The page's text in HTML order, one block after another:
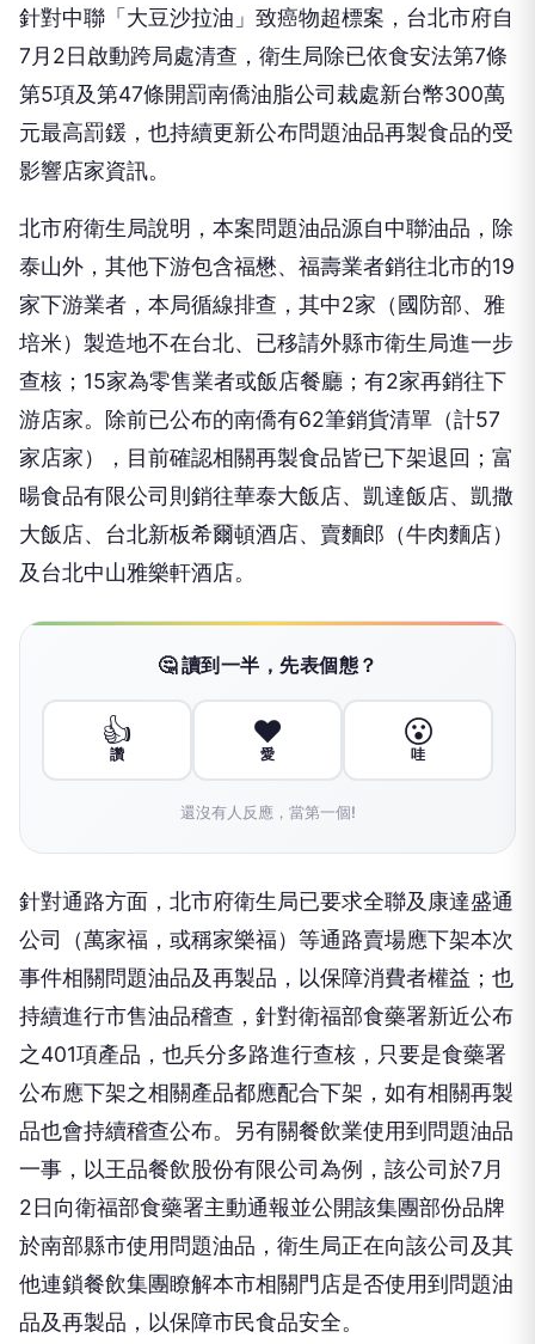
針對中聯「大豆沙拉油」致癌物超標案，台北市府自
7月2日啟動跨局處清查，衛生局除已依食安法第7條
第5項及第47條開罰南僑油脂公司裁處新台幣300萬
元最高罰鍰，也持續更新公布問題油品再製食品的受
影響店家資訊。
北市府衛生局說明，本案問題油品源自中聯油品，除
泰山外，其他下游包含福懋、福壽業者銷往北市的19
家下游業者，本局循線排查，其中2家（國防部、雅
培米）製造地不在台北、已移請外縣市衛生局進一步
查核；15家為零售業者或飯店餐廳；有2家再銷往下
游店家。除前已公布的南僑有62筆銷貨清單（計57
家店家），目前確認相關再製食品皆已下架退回；富
暘食品有限公司則銷往華泰大飯店、凱達飯店、凱撒
大飯店、台北新板希爾頓酒店、賣麵郎（牛肉麵店）
及台北中山雅樂軒酒店。
🤔 讀到一半，先表個態？
👍
讚
❤️
愛
😮
哇
還沒有人反應，當第一個!
針對通路方面，北市府衛生局已要求全聯及康達盛通
公司（萬家福，或稱家樂福）等通路賣場應下架本次
事件相關問題油品及再製品，以保障消費者權益；也
持續進行市售油品稽查，針對衛福部食藥署新近公布
之401項產品，也兵分多路進行查核，只要是食藥署
公布應下架之相關產品都應配合下架，如有相關再製
品也會持續稽查公布。另有關餐飲業使用到問題油品
一事，以王品餐飲股份有限公司為例，該公司於7月
2日向衛福部食藥署主動通報並公開該集團部份品牌
於南部縣市使用問題油品，衛生局正在向該公司及其
他連鎖餐飲集團瞭解本市相關門店是否使用到問題油
品及再製品，以保障市民食品安全。